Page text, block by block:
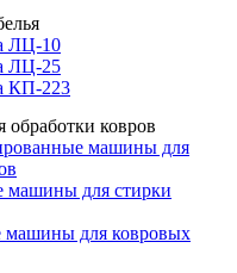
ЛЦ-10
ЛЦ-25
КП-223
обработки ковров
машины для
машины для стирки
для ковровых